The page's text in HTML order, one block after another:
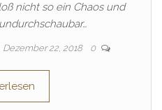
nicht so ein Chaos und
Dezember 22, 2018 0